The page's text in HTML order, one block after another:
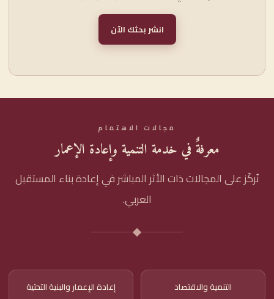
انشر بحثك الآن
مجالات الاهتمام
معرفةٌ في خدمة التنمية وإعادة الإعمار
نُركّز على المجالات ذات الأثر المباشر في إعادة بناء المستقبل
العربي.
التنمية والاقتصاد إعادة الإعمار والبنية التحتية